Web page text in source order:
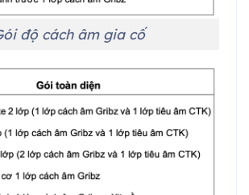
độ cách âm gia cố